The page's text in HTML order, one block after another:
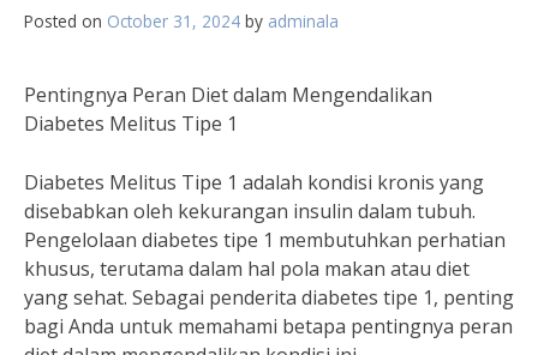
Posted on October 31, 2024 by adminala
Pentingnya Peran Diet dalam Mengendalikan
Diabetes Melitus Tipe 1
Diabetes Melitus Tipe 1 adalah kondisi kronis yang
disebabkan oleh kekurangan insulin dalam tubuh.
Pengelolaan diabetes tipe 1 membutuhkan perhatian
khusus, terutama dalam hal pola makan atau diet
yang sehat. Sebagai penderita diabetes tipe 1, penting
bagi Anda untuk memahami betapa pentingnya peran